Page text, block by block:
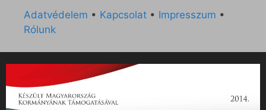
Adatvédelem • Kapcsolat • Impresszum •
Rólunk